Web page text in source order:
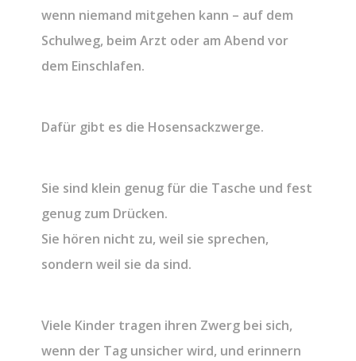
wenn niemand mitgehen kann – auf dem
Schulweg, beim Arzt oder am Abend vor
dem Einschlafen.
Dafür gibt es die Hosensackzwerge.
Sie sind klein genug für die Tasche und fest
genug zum Drücken.
Sie hören nicht zu, weil sie sprechen,
sondern weil sie da sind.
Viele Kinder tragen ihren Zwerg bei sich,
wenn der Tag unsicher wird, und erinnern